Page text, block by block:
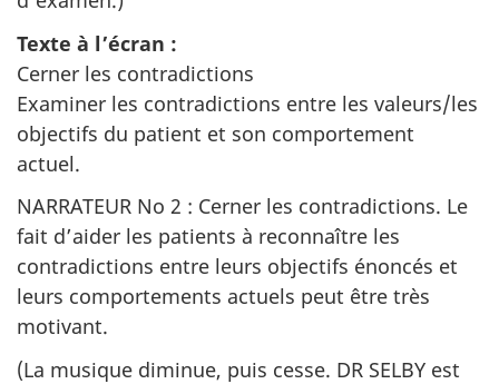
Texte à l’écran :
Cerner les contradictions
Examiner les contradictions entre les valeurs/les
objectifs du patient et son comportement
actuel.
NARRATEUR No 2 : Cerner les contradictions. Le
fait d’aider les patients à reconnaître les
contradictions entre leurs objectifs énoncés et
leurs comportements actuels peut être très
motivant.
(La musique diminue, puis cesse. DR SELBY est